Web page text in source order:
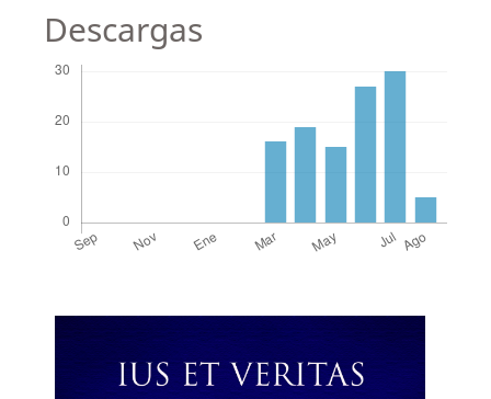
Descargas